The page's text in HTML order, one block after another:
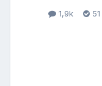
1,9k 51